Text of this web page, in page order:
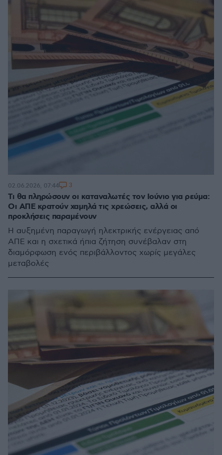
Τι θα πληρώσουν οι καταναλωτές τον Ιούνιο για ρεύμα:
Οι ΑΠΕ κρατούν χαμηλά τις χρεώσεις, αλλά οι
προκλήσεις παραμένουν
Η αυξημένη παραγωγή ηλεκτρικής ενέργειας από
ΑΠΕ και η σχετικά ήπια ζήτηση συνέβαλαν στη
διαμόρφωση ενός περιβάλλοντος χωρίς μεγάλες
μεταβολές
02.06.2026, 07:44 3